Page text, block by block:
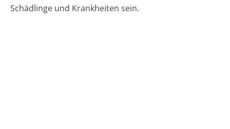
Schädlinge und Krankheiten sein.